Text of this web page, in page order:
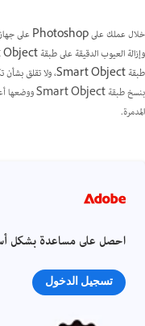
خلال عملك على Photoshop على جهاز iPad،
طبقة Smart Object، ولا تقلق بشأن تكرار الطبقة.
المدمرة.
احصل على مساعدة بشكل
تسجيل الدخول